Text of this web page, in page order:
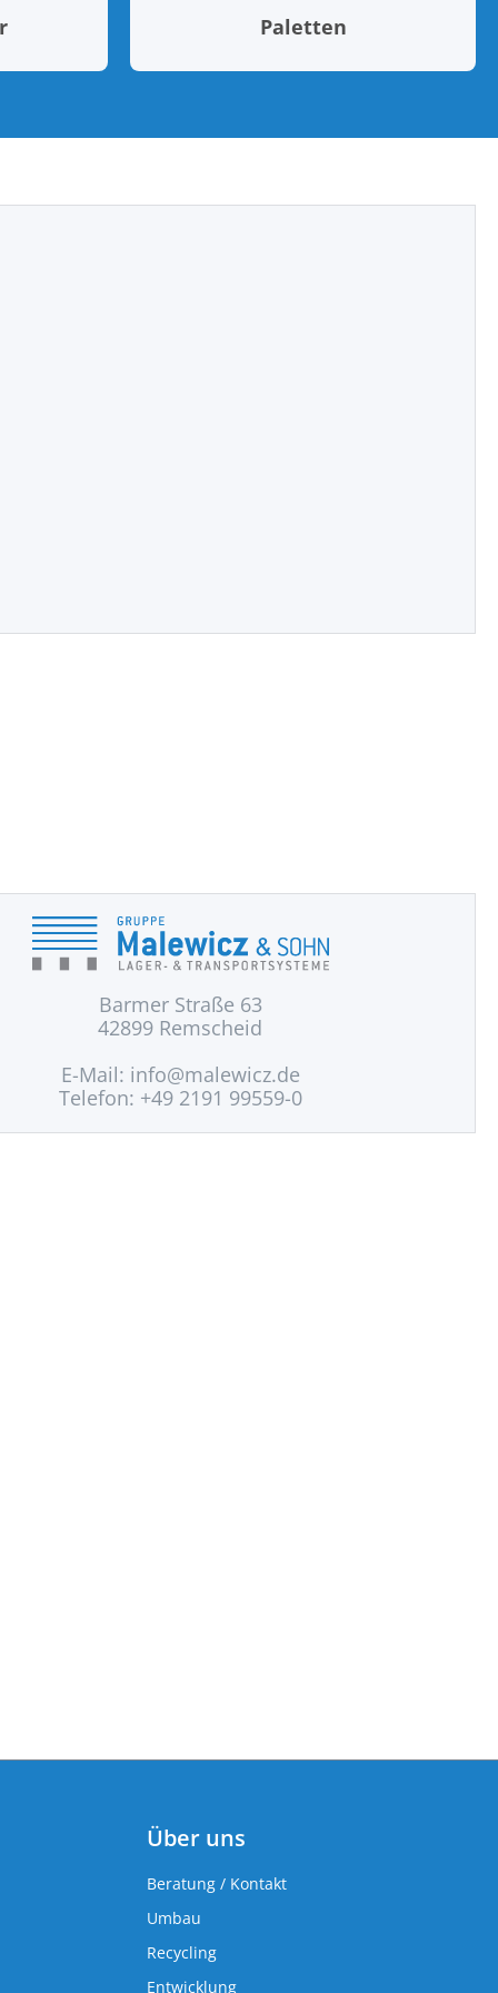
Paletten
Barmer Straße 63
42899 Remscheid
E-Mail: info@malewicz.de
Telefon: +49 2191 99559-0
Über uns
Beratung / Kontakt
Umbau
Recycling
Entwicklung